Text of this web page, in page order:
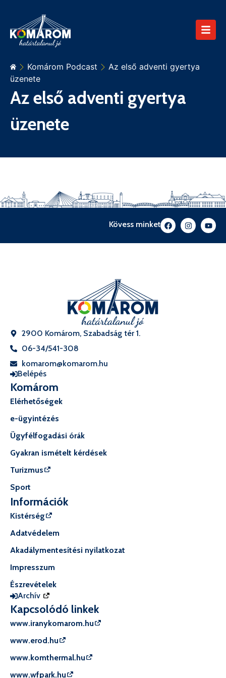
Komárom Podcast
Az első adventi gyertya
üzenete
Az első adventi gyertya
üzenete
Kövess minket
2900 Komárom, Szabadság tér 1.
06-34/541-308
komarom@komarom.hu
Belépés
Komárom
Elérhetőségek
e-ügyintézés
Ügyfélfogadási órák
Gyakran ismételt kérdések
Turizmus
Sport
Információk
Kistérség
Adatvédelem
Akadálymentesítési nyilatkozat
Impresszum
Észrevételek
Archív
Kapcsolódó linkek
www.iranykomarom.hu
www.erod.hu
www.komthermal.hu
www.wfpark.hu